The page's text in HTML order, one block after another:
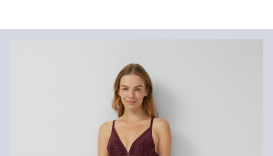
standardní doručení jsou 119,00 Kč .
Své zboží nám můžete bezplatně vrátit do 14 dnů.